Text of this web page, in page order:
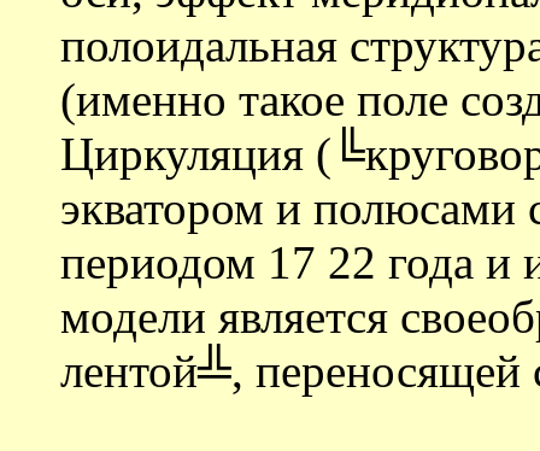
полоидальная
(именно такое поле
Циркуляция
экватором и полюсами
периодом 17 22 года и
модели является
лентой╩, переносящей